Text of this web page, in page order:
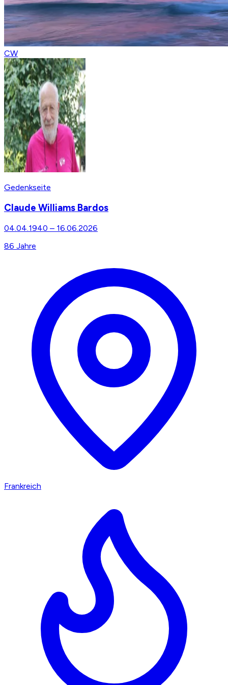
CW
Gedenkseite
Claude Williams Bardos
04.04.1940 – 16.06.2026
86 Jahre
Frankreich